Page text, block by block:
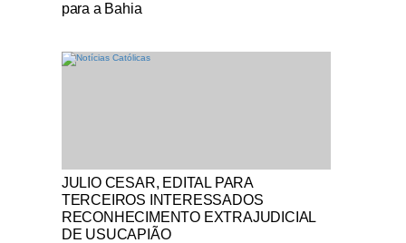
para a Bahia
Notícias Católicas
JULIO CESAR, EDITAL PARA
TERCEIROS INTERESSADOS
RECONHECIMENTO EXTRAJUDICIAL
DE USUCAPIÃO